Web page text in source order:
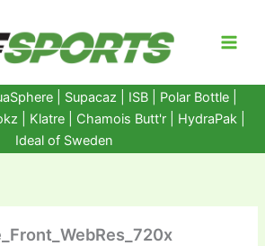
| Supacaz | ISB | Polar Bottle|
Klatre Chamois Butt'r HydraPak
Ideal of Sweden